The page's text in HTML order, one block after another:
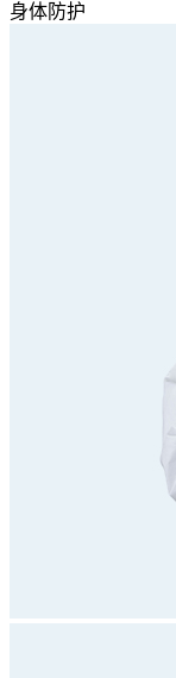
身体防护